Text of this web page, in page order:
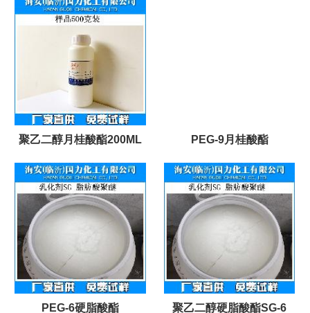
聚乙二醇月桂酸酯200ML PEG-9月桂酸酯
PEG-6硬脂酸酯 聚乙二醇硬脂酸酯SG-6